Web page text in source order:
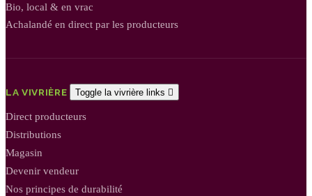
Bio, local & en vrac
Achalandé en direct par les producteurs
LA VIVRIÈRE Toggle la vivrière links 
Direct producteurs
Distributions
Magasin
Devenir vendeur
Nos principes de durabilité